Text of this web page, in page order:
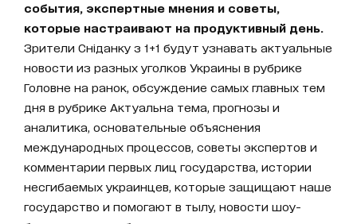
события, экспертные мнения и советы,
которые настраивают на продуктивный день.
Зрители Сніданку з 1+1 будут узнавать актуальные
новости из разных уголков Украины в рубрике
Головне на ранок, обсуждение самых главных тем
дня в рубрике Актуальна тема, прогнозы и
аналитика, основательные объяснения
международных процессов, советы экспертов и
комментарии первых лиц государства, истории
несгибаемых украинцев, которые защищают наше
государство и помогают в тылу, новости шоу-